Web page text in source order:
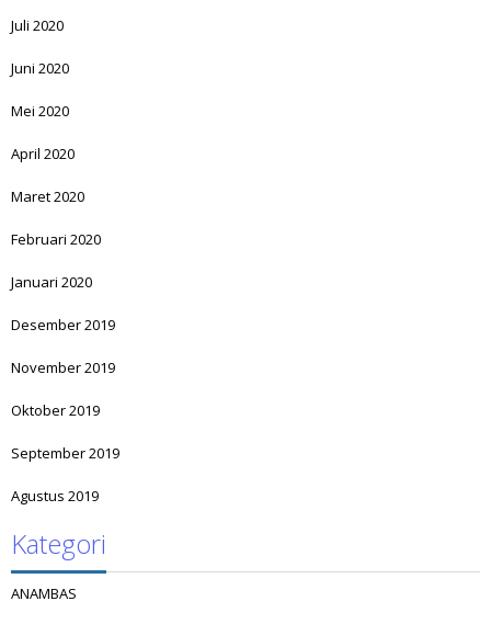
Juli 2020
Juni 2020
Mei 2020
April 2020
Maret 2020
Februari 2020
Januari 2020
Desember 2019
November 2019
Oktober 2019
September 2019
Agustus 2019
Kategori
ANAMBAS